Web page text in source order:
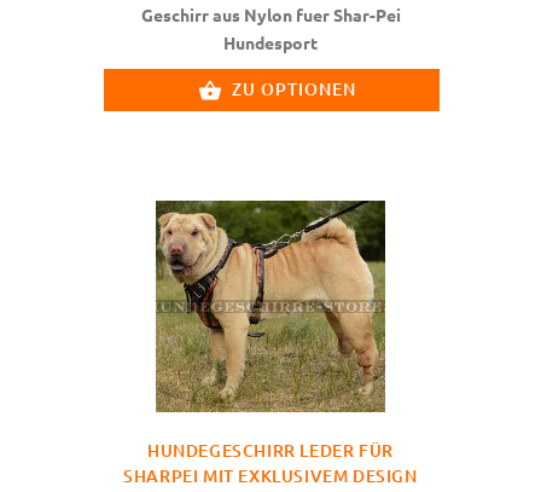
Geschirr aus Nylon fuer Shar-Pei
Hundesport
ZU OPTIONEN
HUNDEGESCHIRR LEDER FÜR
SHARPEI MIT EXKLUSIVEM DESIGN